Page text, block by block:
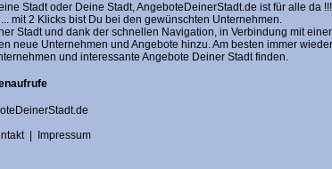
Stadt oder Deine Stadt, AngeboteDeinerStadt.de ist für alle da !!!
mit 2 Klicks bist Du bei den gewünschten Unternehmen.
Stadt und dank der schnellen Navigation, in Verbindung mit
neue Unternehmen und Angebote hinzu. Am besten immer
und interessante Angebote Deiner Stadt finden.
| Impressum